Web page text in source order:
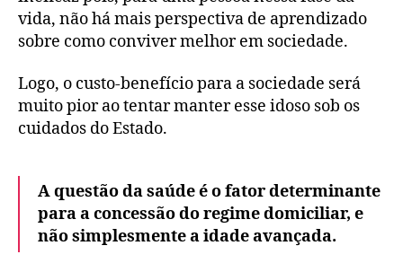
vida, não há mais perspectiva de aprendizado
sobre como conviver melhor em sociedade.
Logo, o custo-benefício para a sociedade será
muito pior ao tentar manter esse idoso sob os
cuidados do Estado.
A questão da saúde é o fator determinante
para a concessão do regime domiciliar, e
não simplesmente a idade avançada.